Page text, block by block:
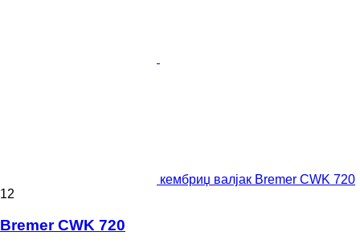
кембриџ валјак Bremer CWK 720
12
Bremer CWK 720